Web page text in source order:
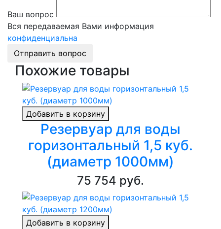
Ваш вопрос
Вся передаваемая Вами информация
конфиденциальна
Отправить вопрос
Похожие товары
Добавить в корзину
Резервуар для воды
горизонтальный 1,5 куб.
(диаметр 1000мм)
75 754 руб.
Добавить в корзину